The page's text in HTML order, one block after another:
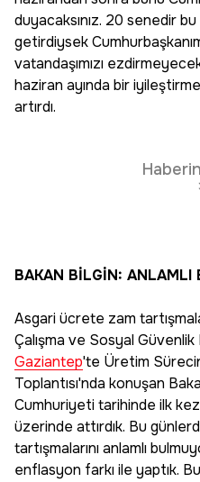
duyacaksınız. 20 senedir
getirdiysek
vatandaşımızı
haziran ayında bir
artırdı.
BAKAN BİLGİN: ANLAMLI
Asgari ücrete zam
Çalışma ve Sosyal
Gaziantep'te Üretim
Toplantısı'nda konuşan
Cumhuriyeti tarihinde ilk
üzerinde attırdık. Bu
tartışmalarını anlamlı
enflasyon farkı ile yaptık.